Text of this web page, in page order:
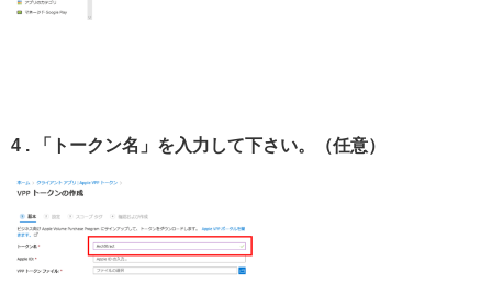
4 . 「トークン名」を入力して下さい。（任意）